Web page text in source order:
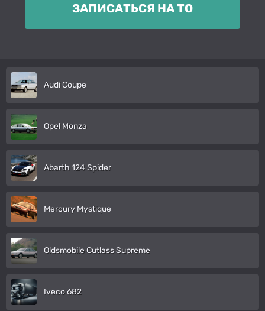
ЗАПИСАТЬСЯ НА ТО
Audi Coupe
Opel Monza
Abarth 124 Spider
Mercury Mystique
Oldsmobile Cutlass Supreme
Iveco 682